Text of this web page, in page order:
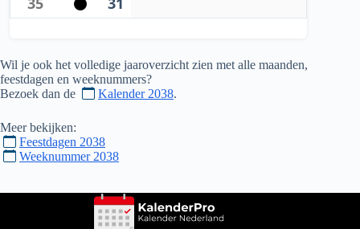
Wil je ook het volledige jaaroverzicht zien met alle maanden,
feestdagen en weeknummers?
Bezoek dan de
Kalender 2038.
Meer bekijken:
Feestdagen 2038
Weeknummer 2038